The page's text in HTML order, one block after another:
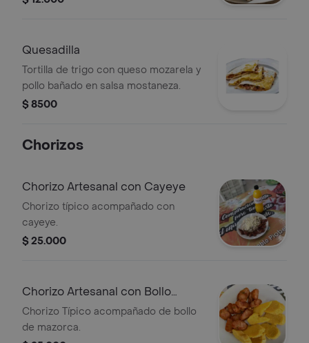
Quesadilla
Tortilla de trigo con queso mozarela y
pollo bañado en salsa mostaneza.
$ 8500
Chorizos
Chorizo Artesanal con Cayeye
Chorizo típico acompañado con
cayeye.
$ 25.000
Chorizo Artesanal con Bollo
Mazorca
Chorizo Típico acompañado de bollo
de mazorca.